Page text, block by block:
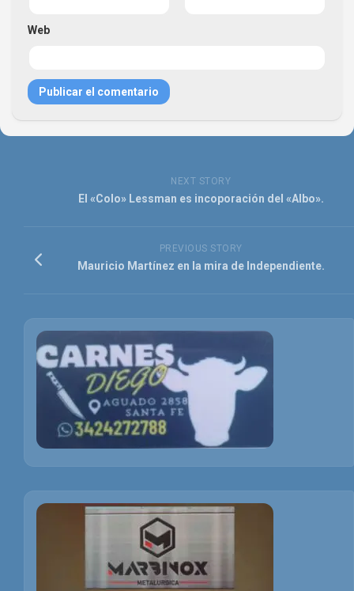
Web
NEXT STORY
El «Colo» Lessman es incoporación del «Albo».
PREVIOUS STORY
Mauricio Martínez en la mira de Independiente.